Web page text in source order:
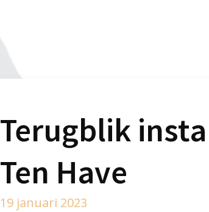
Terugblik
Ten Have
19 januari 2023